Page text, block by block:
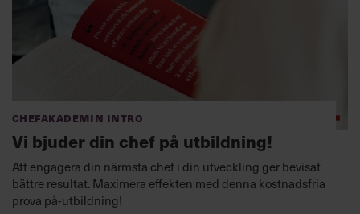
Chefakademin Intro
Vi bjuder din chef på utbildning!
Att engagera din närmsta chef i din utveckling ger bevisat
bättre resultat. Maximera effekten med denna kostnadsfria
prova på-utbildning!